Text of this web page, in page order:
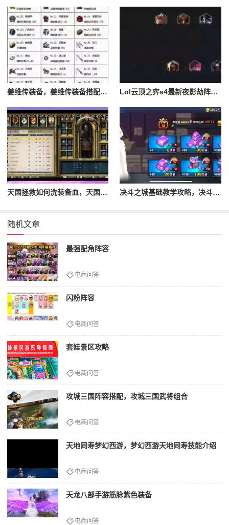
姜维传装备，姜维传装备搭配一览表最新 Lol云顶之弈s4最新夜影劫阵容搭配，云顶之奕夜影劫阵容
天国拯救如何洗装备血，天国拯救怎么洗衣服 决斗之城基础教学攻略，决斗之城教学攻略2111
随机文章
最强配角阵容
电商问答
闪粉阵容
电商问答
套娃景区攻略
电商问答
攻城三国阵容搭配，攻城三国武将组合
电商问答
天地同寿梦幻西游，梦幻西游天地同寿技能介绍
电商问答
天龙八部手游筋脉紫色装备
电商问答